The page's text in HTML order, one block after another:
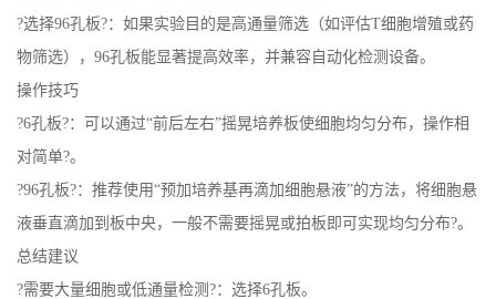
?选择96孔板?：如果实验目的是高通量筛选（如评估T细胞增殖或药
物筛选），96孔板能显著提高效率，并兼容自动化检测设备。
操作技巧
?6孔板?：可以通过“前后左右”摇晃培养板使细胞均匀分布，操作相
对简单?。
?96孔板?：推荐使用“预加培养基再滴加细胞悬液”的方法，将细胞悬
液垂直滴加到板中央，一般不需要摇晃或拍板即可实现均匀分布?。
总结建议
?需要大量细胞或低通量检测?：选择6孔板。